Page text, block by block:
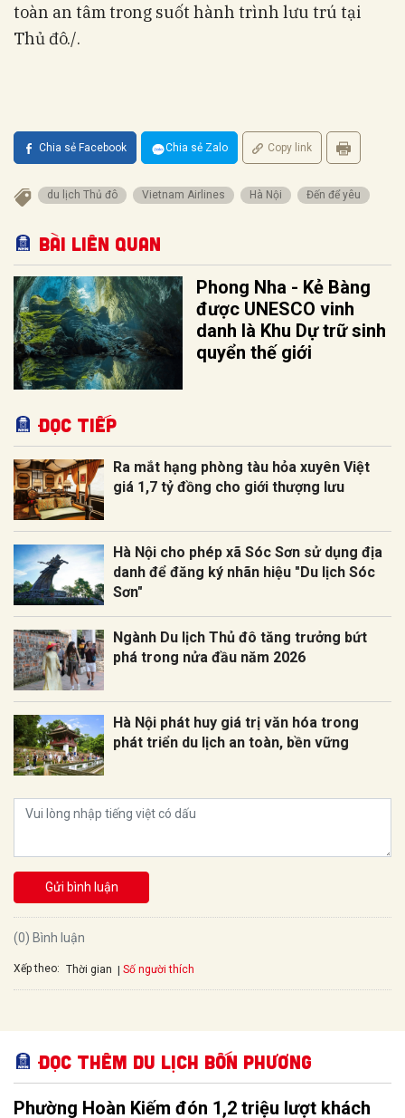
toàn an tâm trong suốt hành trình lưu trú tại
Thủ đô./.
Chia sẻ Facebook Chia sẻ Zalo Copy link
du lịch Thủ đô Vietnam Airlines Hà Nội Đến để yêu
Bài liên quan
Phong Nha - Kẻ Bàng
được UNESCO vinh
danh là Khu Dự trữ sinh
quyển thế giới
Đọc tiếp
Ra mắt hạng phòng tàu hỏa xuyên Việt
giá 1,7 tỷ đồng cho giới thượng lưu
Hà Nội cho phép xã Sóc Sơn sử dụng địa
danh để đăng ký nhãn hiệu "Du lịch Sóc
Sơn"
Ngành Du lịch Thủ đô tăng trưởng bứt
phá trong nửa đầu năm 2026
Hà Nội phát huy giá trị văn hóa trong
phát triển du lịch an toàn, bền vững
Gửi bình luận
(0) Bình luận
Xếp theo: Thời gian Số người thích
Đọc thêm Du lịch bốn phương
Phường Hoàn Kiếm đón 1,2 triệu lượt khách